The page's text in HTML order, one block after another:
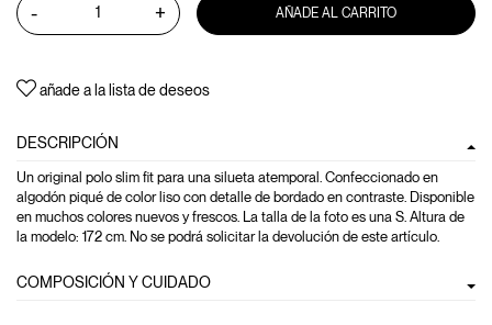
- + AÑADE AL CARRITO
añade a la lista de deseos
DESCRIPCIÓN
Un original polo slim fit para una silueta atemporal. Confeccionado en
algodón piqué de color liso con detalle de bordado en contraste. Disponible
en muchos colores nuevos y frescos. La talla de la foto es una S. Altura de
la modelo: 172 cm. No se podrá solicitar la devolución de este artículo.
COMPOSICIÓN Y CUIDADO